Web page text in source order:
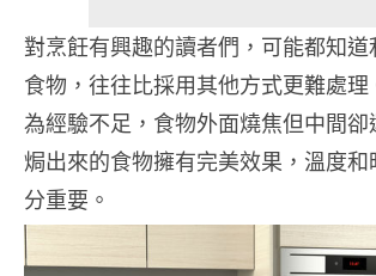
對烹飪有興趣的讀者們，可能都知道
食物，往往比採用其他方式更難處
為經驗不足，食物外面燒焦但中間卻
焗出來的食物擁有完美效果，溫度
分重要。